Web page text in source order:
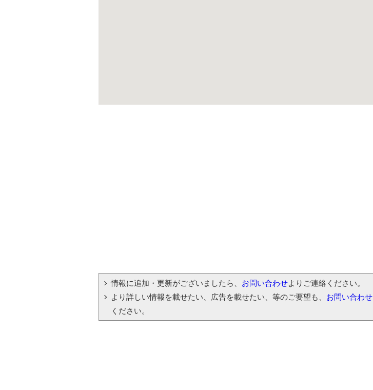
情報に追加・更新がございましたら、 お問い合わせよりご連絡ください。
より詳しい情報を載せたい、広告を載せたい、等のご要望も、 お問い合わせ
ください。